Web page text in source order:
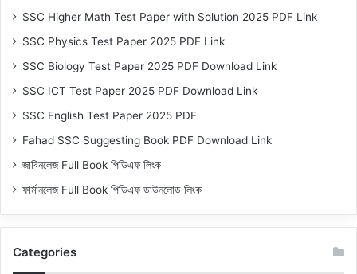
SSC Higher Math Test Paper with Solution 2025 PDF Link
SSC Physics Test Paper 2025 PDF Link
SSC Biology Test Paper 2025 PDF Download Link
SSC ICT Test Paper 2025 PDF Download Link
SSC English Test Paper 2025 PDF
Fahad SSC Suggesting Book PDF Download Link
জাবিনলেজ Full Book পিডিএফ লিংক
ফার্মানলেজ Full Book পিডিএফ ডাউনলোড লিংক
Categories